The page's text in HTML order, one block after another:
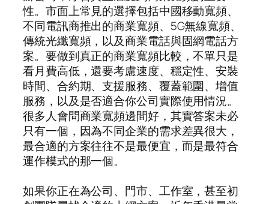
性。市面上常見的選擇包括中國移動寬頻、
不同電訊商推出的商業寬頻、5G無線寬頻、
傳統光纖寬頻，以及商業電話與固網電話方
案。要做到真正的商業寬頻比較，不單只是
看月費高低，還要考慮速度、穩定性、安裝
時間、合約期、支援服務、覆蓋範圍、增值
服務，以及是否適合你公司實際使用情況。
很多人會問商業寬頻邊間好，其實答案未必
只有一個，因為不同企業的需求差異很大，
最合適的方案往往不是最便宜，而是最符合
運作模式的那一個。
如果你正在為公司、門市、工作室，甚至初